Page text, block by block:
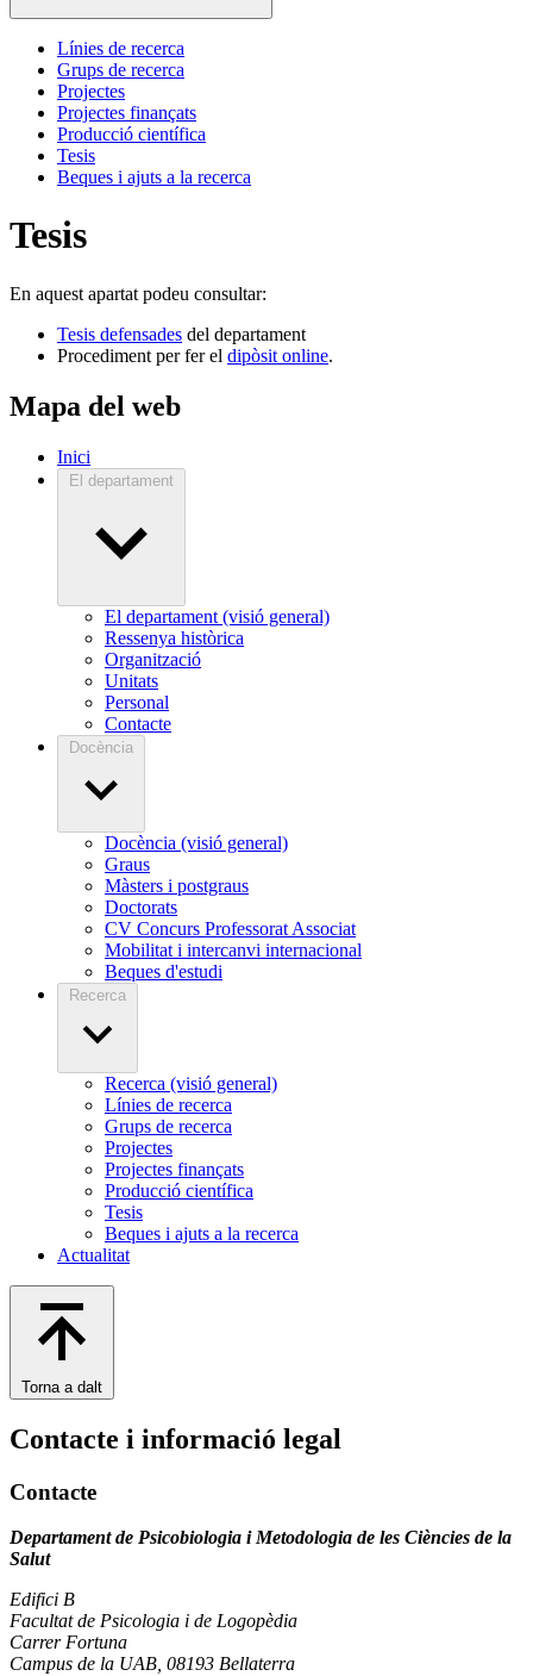
Línies de recerca
Grups de recerca
Projectes
Projectes finançats
Producció científica
Tesis
Beques i ajuts a la recerca
Tesis
En aquest apartat podeu consultar:
Tesis defensades del departament
Procediment per fer el dipòsit online.
Mapa del web
Inici
El departament
El departament (visió general)
Ressenya històrica
Organització
Unitats
Personal
Contacte
Docència
Docència (visió general)
Graus
Màsters i postgraus
Doctorats
CV Concurs Professorat Associat
Mobilitat i intercanvi internacional
Beques d'estudi
Recerca
Recerca (visió general)
Línies de recerca
Grups de recerca
Projectes
Projectes finançats
Producció científica
Tesis
Beques i ajuts a la recerca
Actualitat
Torna a dalt
Contacte i informació legal
Contacte
Departament de Psicobiologia i Metodologia de les Ciències de la
Salut
Edifici B
Facultat de Psicologia i de Logopèdia
Carrer Fortuna
Campus de la UAB, 08193 Bellaterra